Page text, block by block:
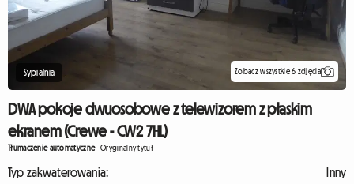
Sypialnia Zobacz wszystkie 6 zdjęcia
DWA pokoje dwuosobowe z telewizorem z płaskim
ekranem (Crewe - CW2 7HL)
Tłumaczenie automatyczne-Oryginalny tytuł
Typ zakwaterowania:
Inny